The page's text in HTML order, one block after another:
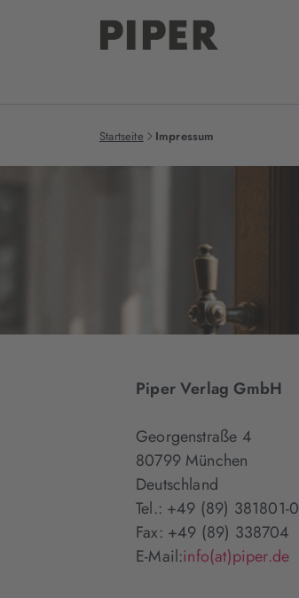
Startseite Impressum
Piper Verlag GmbH
Georgenstraße 4
80799 München
Deutschland
Tel.: +49 (89) 381801-0
Fax: +49 (89) 338704
E-Mail:info(at)piper.de